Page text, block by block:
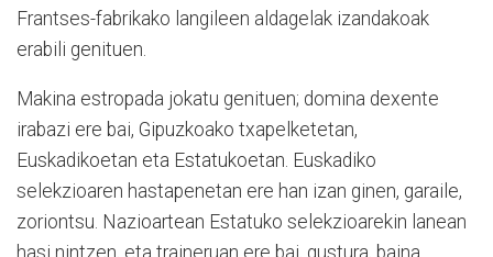
Frantses-fabrikako langileen aldagelak izandakoak
erabili genituen.
Makina estropada jokatu genituen; domina dexente
irabazi ere bai, Gipuzkoako txapelketetan,
Euskadikoetan eta Estatukoetan. Euskadiko
selekzioaren hastapenetan ere han izan ginen, garaile,
zoriontsu. Nazioartean Estatuko selekzioarekin lanean